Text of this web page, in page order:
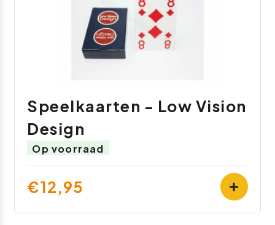
Speelkaarten - Low Vision
Design
Op voorraad
€12,95